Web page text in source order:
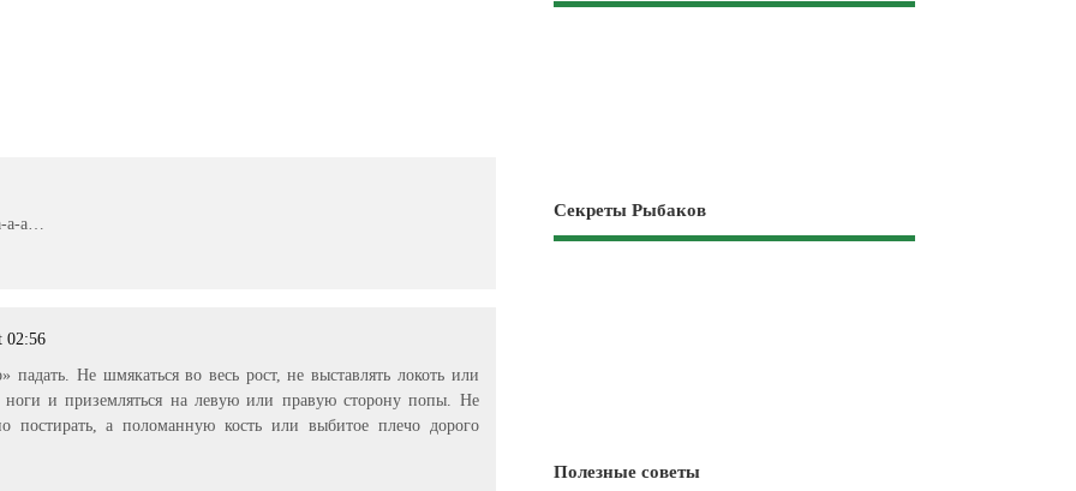
а-а…
02:56
падать. Не шмякаться во весь рост, не выставлять локоть или
ноги и приземляться на левую или правую сторону попы. Не
постирать, а поломанную кость или выбитое плечо дорого
Секреты Рыбаков
Полезные советы